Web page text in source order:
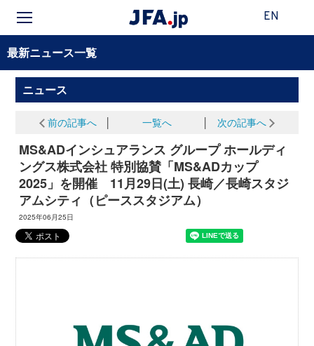
EN
最新ニュース一覧
ニュース
前の記事へ 一覧へ 次の記事へ
MS&ADインシュアランス グループ ホールディ
ングス株式会社 特別協賛「MS&ADカップ
2025」を開催 11月29日(土) 長崎／長崎スタジ
アムシティ（ピーススタジアム）
2025年06月25日